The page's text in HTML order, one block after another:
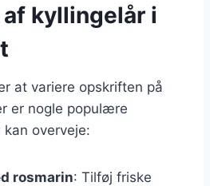
kyllingelår i
at variere opskriften på
er nogle populære
overveje:
rosmarin: Tilføj friske